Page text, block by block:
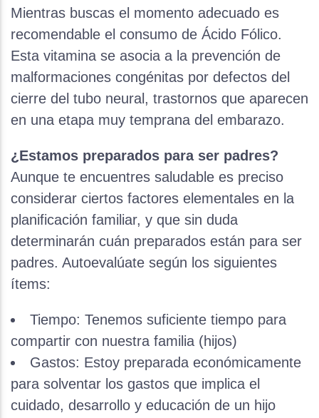
Mientras buscas el momento adecuado es
recomendable el consumo de Ácido Fólico.
Esta vitamina se asocia a la prevención de
malformaciones congénitas por defectos del
cierre del tubo neural, trastornos que aparecen
en una etapa muy temprana del embarazo.
¿Estamos preparados para ser padres?
Aunque te encuentres saludable es preciso
considerar ciertos factores elementales en la
planificación familiar, y que sin duda
determinarán cuán preparados están para ser
padres. Autoevalúate según los siguientes
ítems:
Tiempo: Tenemos suficiente tiempo para
compartir con nuestra familia (hijos)
Gastos: Estoy preparada económicamente
para solventar los gastos que implica el
cuidado, desarrollo y educación de un hijo